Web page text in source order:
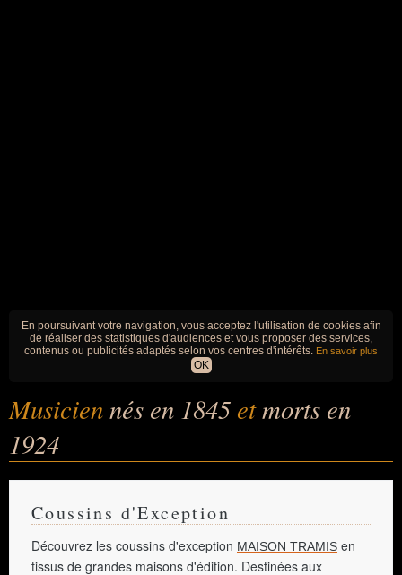
En poursuivant votre navigation, vous acceptez l'utilisation de cookies afin
de réaliser des statistiques d'audiences et vous proposer des services,
contenus ou publicités adaptés selon vos centres d'intérêts. En savoir plus
OK
Musiciennés en 1845 etmorts en
1924
Coussins d'Exception
Découvrez les coussins d'exception MAISON TRAMIS en
tissus de grandes maisons d'édition. Destinées aux